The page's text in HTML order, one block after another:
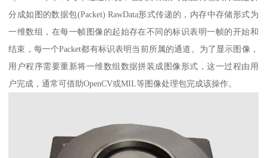
分成如图的数据包(Packet) RawData形式传递的，内存中存储形式为
一维数组，在每一帧图像的起始存在不同的标识表明一帧的开始和
结束，每一个Packet都有标识表明当前所属的通道。为了显示图像，
用户程序需要重新将一维数组数据拼装成图像形式，这一过程由用
户完成，通常可借助OpenCV或MIL等图像处理包完成该操作。